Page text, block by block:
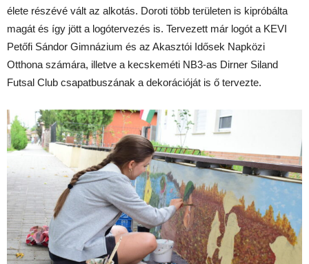
élete részévé vált az alkotás. Doroti több területen is kipróbálta
magát és így jött a logótervezés is. Tervezett már logót a KEVI
Petőfi Sándor Gimnázium és az Akasztói Idősek Napközi
Otthona számára, illetve a kecskeméti NB3-as Dirner Siland
Futsal Club csapatbuszának a dekorációját is ő tervezte.